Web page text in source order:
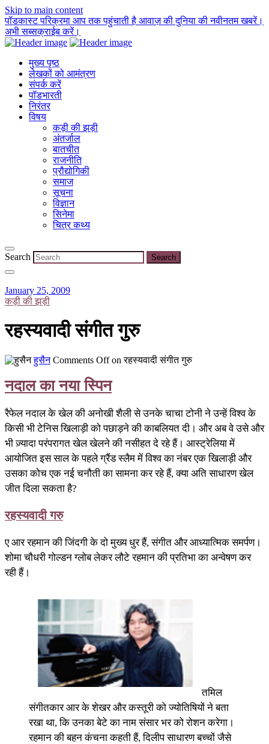
Skip to main content
पॉडकास्ट परिक्रमा आप तक पहुंचाती है आवाज़ की दुनिया की नवीनतम खबरें।
अभी सब्सक्राईब करें।
मुख्य पृष्ठ
लेखकों को आमंत्रण
संपर्क करें
पॉडभारती
निरंतर
विषय
कड़ी की झड़ी
अंतर्जाल
बातचीत
राजनीति
प्रौद्योगिकी
समाज
सूचना
विज्ञान
सिनेमा
चित्र कथ्य
Search
January 25, 2009
कड़ी की झड़ी
रहस्यवादी संगीत गुरु
हुसैन Comments Offon रहस्यवादी संगीत गुरु
नदाल का नया स्पिन
रैफेल नदाल के खेल की अनोखी शैली से उनके चाचा टोनी ने उन्हें विश्व के
किसी भी टेनिस खिलाड़ी को पछाड़ने की काबलियत दी। और अब वे उसे और
भी ज़्यादा परंपरागत खेल खेलने की नसीहत दे रहे हैं। आस्ट्रेलिया में
आयोजित इस साल के पहले ग्रैंड स्लैम में विश्व का नंबर एक खिलाड़ी और
उसका कोच एक नई चनौती का सामना कर रहे हैं, क्या अति साधारण खेल
जीत दिला सकता है?
रहस्यवादी गरु
ए आर रहमान की जिंदगी के दो मुख्य धुर हैं, संगीत और आध्यात्मिक समर्पण।
शोमा चौधरी गोल्डन ग्लोब लेकर लौटे रहमान की प्रतिभा का अन्वेषण कर
रही हैं।
तमिल
संगीतकार आर के शेखर और कस्तूरी को ज्योतिषियों ने बता
रखा था, कि उनका बेटे का नाम संसार भर को रोशन करेगा।
रहमान की बहन कंचना कहती हैं, दिलीप साधारण बच्चों जैसे